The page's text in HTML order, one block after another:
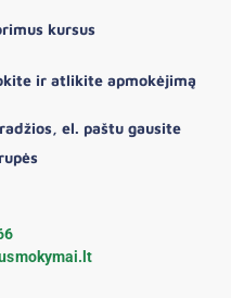
kursus
ir atlikite apmokėjimą
el. paštu gausite